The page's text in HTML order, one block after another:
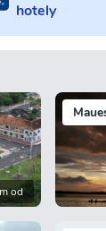
hotely
od